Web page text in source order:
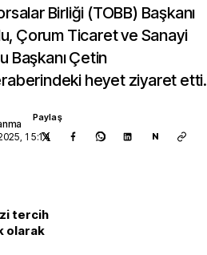
Birliği (TOBB) Başkanı
Çorum Ticaret ve Sanayi
Başkanı Çetin
heyet ziyaret etti.
15:14
Paylaş
N
tercih
olarak